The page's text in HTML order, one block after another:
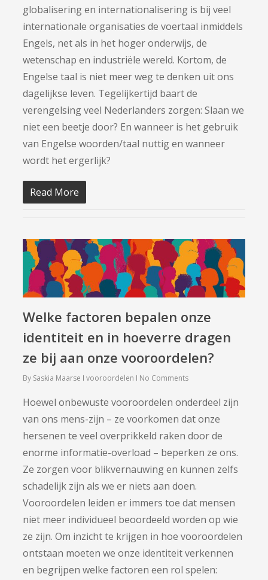
globalisering en internationalisering is bij veel
internationale organisaties de voertaal inmiddels
Engels, net als in het hoger onderwijs, de
wetenschap en industriële wereld. Kortom, de
Engelse taal is niet meer weg te denken uit ons
dagelijkse leven. Tegelijkertijd baart de
verengelsing veel Nederlanders zorgen: Slaan we
niet een beetje door? En wanneer is het gebruik
van Engelse woorden/taal nuttig en wanneer
wordt het ergerlijk?
Read More
Welke factoren bepalen onze
identiteit en in hoeverre dragen
ze bij aan onze vooroordelen?
By Saskia Maarse vooroordelen No Comments
Hoewel onbewuste vooroordelen onderdeel zijn
van ons mens-zijn – ze voorkomen dat onze
hersenen te veel overprikkeld raken door de
enorme informatie-overload – beperken ze ons.
Ze zorgen voor blikvernauwing en kunnen zelfs
schadelijk zijn als we er niets aan doen.
Vooroordelen leiden er immers toe dat mensen
niet meer individueel beoordeeld worden op wie
ze zijn. Om inzicht te krijgen in hoe vooroordelen
ontstaan moeten we onze identiteit verkennen
en begrijpen welke factoren een rol spelen: